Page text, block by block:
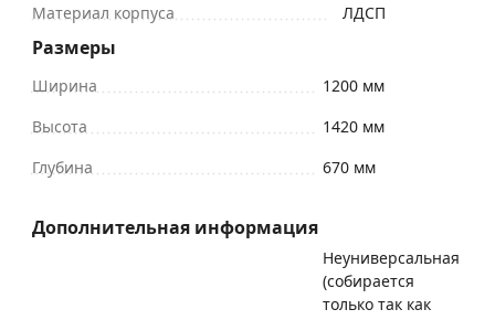
Материал корпуса ЛДСП
Размеры
Ширина
1200 мм
Высота
1420 мм
Глубина
670 мм
Дополнительная информация
Неуниверсальная
(собирается
только так как